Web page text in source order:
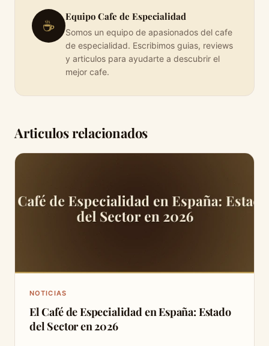
☕
Equipo Cafe de Especialidad
Somos un equipo de apasionados del cafe
de especialidad. Escribimos guias, reviews
y articulos para ayudarte a descubrir el
mejor cafe.
Articulos relacionados
NOTICIAS
El Café de Especialidad en España: Estado
del Sector en 2026